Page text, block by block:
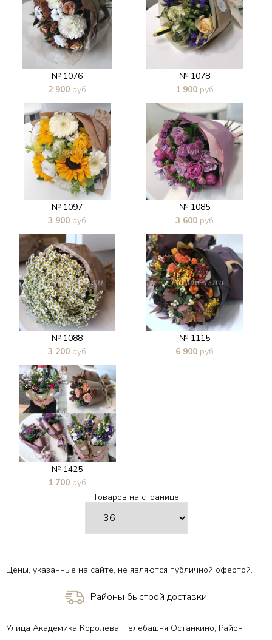
№ 1076
2 900 руб
В 1 клик
№ 1078
1 900 руб
В 1 клик
№ 1097
3 900 руб
В 1 клик
№ 1085
3 600 руб
В 1 клик
№ 1088
3 200 руб
В 1 клик
№ 1115
6 900 руб
№ 1425
1 700 руб
Товаров на странице
Цены, указанные на сайте, не являются публичной офертой.
Районы быстрой доставки
Улица Академика Королева, Телебашня Останкино, Район